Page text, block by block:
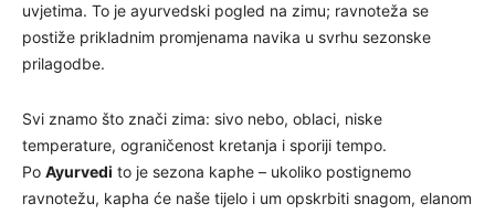
uvjetima. To je ayurvedski pogled na zimu; ravnoteža se
postiže prikladnim promjenama navika u svrhu sezonske
prilagodbe.
Svi znamo što znači zima: sivo nebo, oblaci, niske
temperature, ograničenost kretanja i sporiji tempo.
Po Ayurvedi to je sezona kaphe – ukoliko postignemo
ravnotežu, kapha će naše tijelo i um opskrbiti snagom, elanom